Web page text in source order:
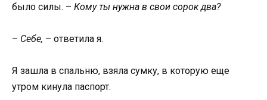
было силы. – Кому ты нужна в свои сорок два?
– Себе, – ответила я.
Я зашла в спальню, взяла сумку, в которую еще
утром кинула паспорт.